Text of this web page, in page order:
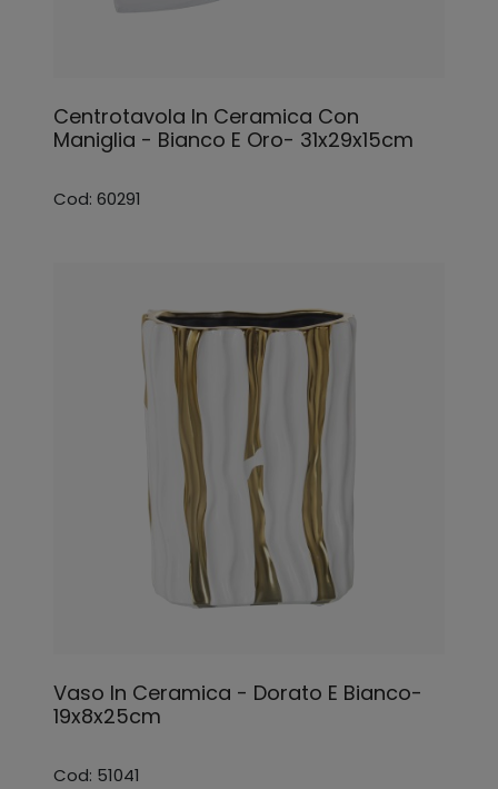
Centrotavola In Ceramica Con
Maniglia - Bianco E Oro- 31x29x15cm
Cod: 60291
Vaso In Ceramica - Dorato E Bianco-
19x8x25cm
Cod: 51041